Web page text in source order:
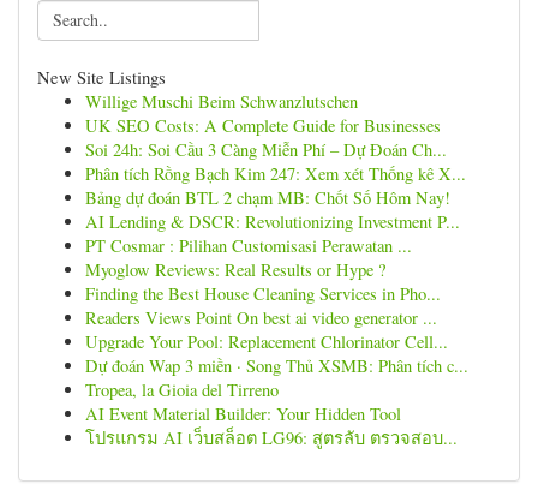
New Site Listings
Willige Muschi Beim Schwanzlutschen
UK SEO Costs: A Complete Guide for Businesses
Soi 24h: Soi Cầu 3 Càng Miễn Phí – Dự Đoán Ch...
Phân tích Rồng Bạch Kim 247: Xem xét Thống kê X...
Bảng dự đoán BTL 2 chạm MB: Chốt Số Hôm Nay!
AI Lending & DSCR: Revolutionizing Investment P...
PT Cosmar : Pilihan Customisasi Perawatan ...
Myoglow Reviews: Real Results or Hype ?
Finding the Best House Cleaning Services in Pho...
Readers Views Point On best ai video generator ...
Upgrade Your Pool: Replacement Chlorinator Cell...
Dự đoán Wap 3 miền · Song Thủ XSMB: Phân tích c...
Tropea, la Gioia del Tirreno
AI Event Material Builder: Your Hidden Tool
โปรแกรม AI เว็บสล็อต LG96: สูตรลับ ตรวจสอบ...